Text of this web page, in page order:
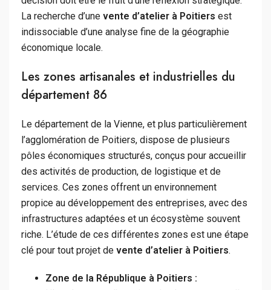
La recherche d’une vente d’atelier à Poitiers est
indissociable d’une analyse fine de la géographie
économique locale.
Les zones artisanales et industrielles du
département 86
Le département de la Vienne, et plus particulièrement
l’agglomération de Poitiers, dispose de plusieurs
pôles économiques structurés, conçus pour accueillir
des activités de production, de logistique et de
services. Ces zones offrent un environnement
propice au développement des entreprises, avec des
infrastructures adaptées et un écosystème souvent
riche. L’étude de ces différentes zones est une étape
clé pour tout projet de vente d’atelier à Poitiers.
Zone de la République à Poitiers :